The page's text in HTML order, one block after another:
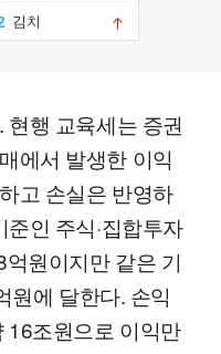
행 교육세는 증권
에서 발생한 이익
고 손실은 반영하
인 주식·집합투자
원이지만 같은 기
원에 달한다. 손익
16조원으로 이익만